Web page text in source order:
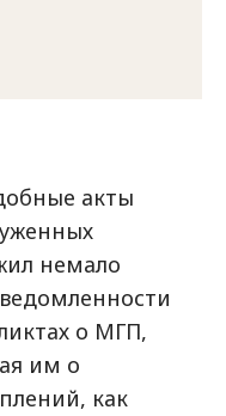
акты
немало
о МГП,
им о
как